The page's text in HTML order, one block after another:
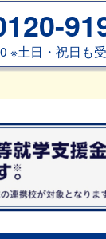
※土日・祝日も